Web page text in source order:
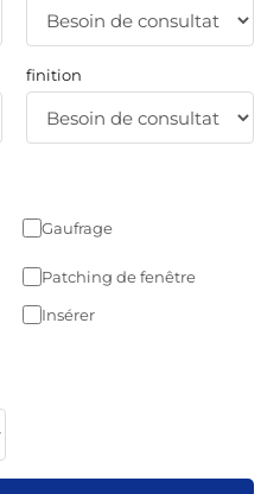
finition
Gaufrage
Patching de fenêtre
Insérer